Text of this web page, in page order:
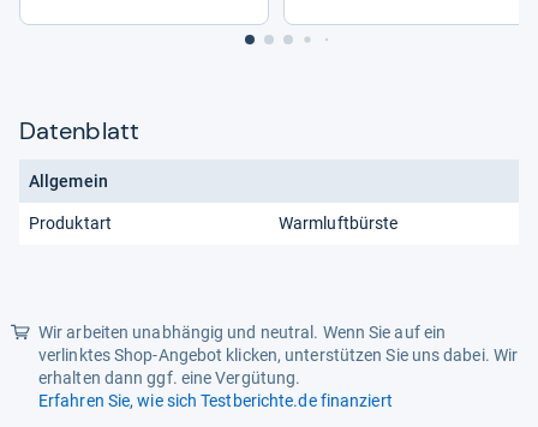
Datenblatt
Allgemein
Produktart Warmluftbürste
Wir arbeiten unabhängig und neutral. Wenn Sie auf ein
verlinktes Shop-Angebot klicken, unterstützen Sie uns dabei. Wir
erhalten dann ggf. eine Vergütung.
Erfahren Sie, wie sich Testberichte.de finanziert